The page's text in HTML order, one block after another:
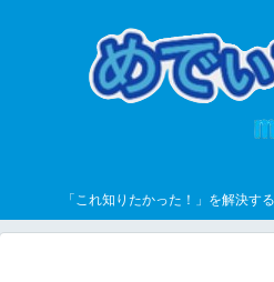
「これ知りたかった！」を解決す